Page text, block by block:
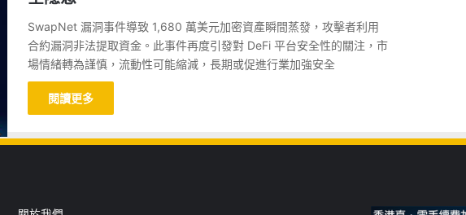
SwapNet 漏洞事件導致 1,680 萬美元加密資產瞬間蒸發，攻擊者利用
合約漏洞非法提取資金。此事件再度引發對 DeFi 平台安全性的關注，市
場情緒轉為謹慎，流動性可能縮減，長期或促進行業加強安全
閱讀更多